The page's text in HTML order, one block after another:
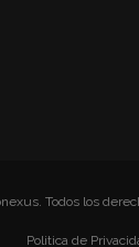
Todos los
Politica de